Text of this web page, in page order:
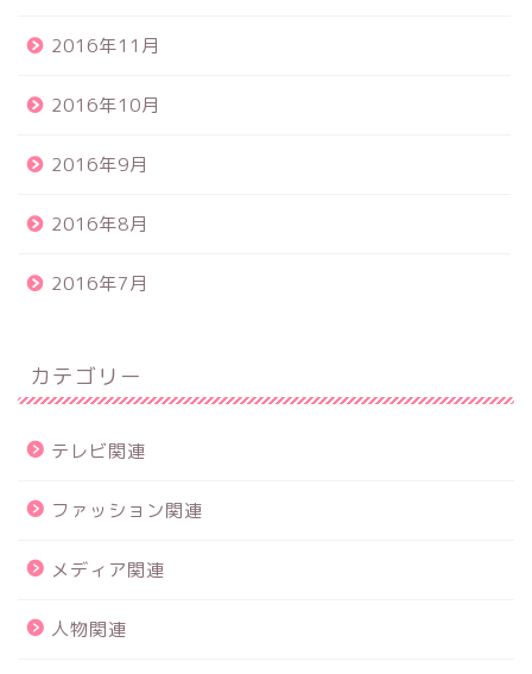
2016年11月
2016年10月
2016年9月
2016年8月
2016年7月
カテゴリー
テレビ関連
ファッション関連
メディア関連
人物関連